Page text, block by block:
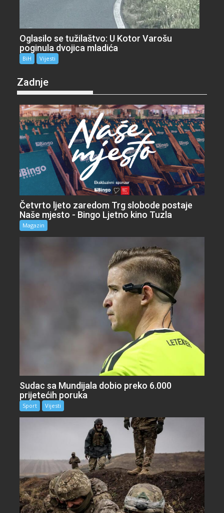
Oglasilo se tužilaštvo: U Kotor Varošu
poginula dvojica mladića
BiH Vijesti
Zadnje
Četvrto ljeto zaredom Trg slobode postaje
Naše mjesto - Bingo Ljetno kino Tuzla
Magazin
Sudac sa Mundijala dobio preko 6.000
prijetećih poruka
Sport Vijesti